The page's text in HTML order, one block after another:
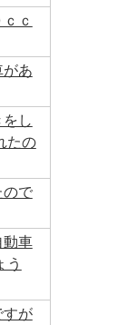
ｃ
あ
し
たの
ので
動車
う
すが